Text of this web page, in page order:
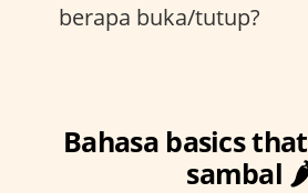
berapa buka/tutup?
Bahasa basics
sambal